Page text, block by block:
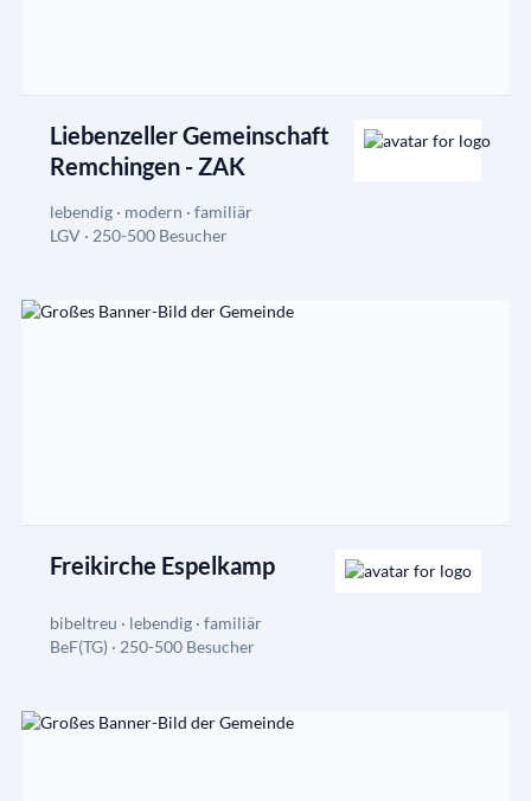
Liebenzeller Gemeinschaft
Remchingen - ZAK
lebendig · modern · familiär
LGV · 250-500 Besucher
Freikirche Espelkamp
bibeltreu · lebendig · familiär
BeF(TG) · 250-500 Besucher